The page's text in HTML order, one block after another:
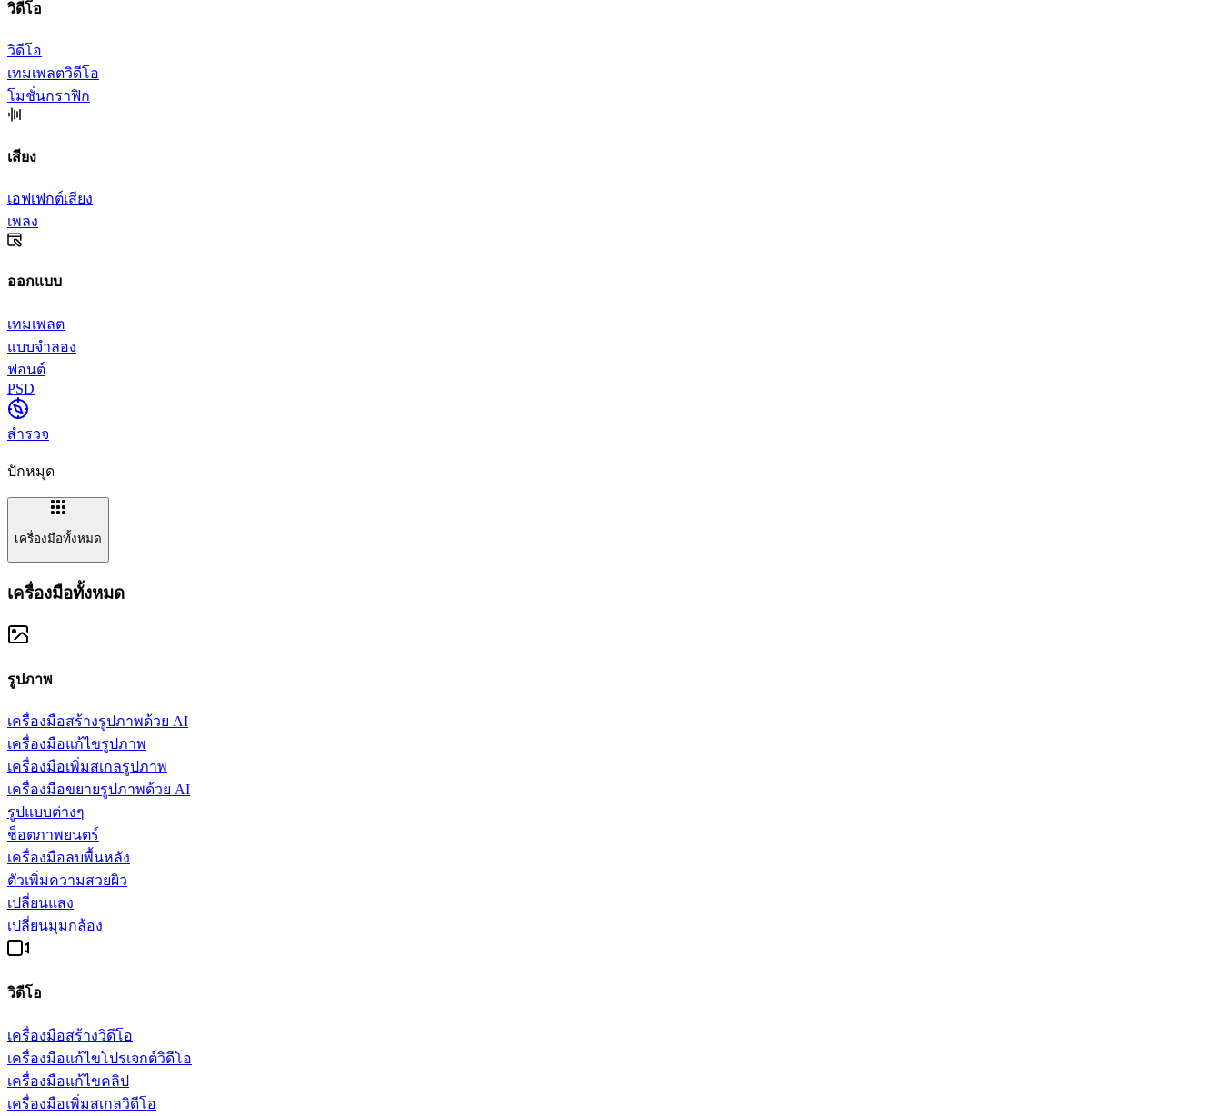
วิดีโอ
วิดีโอ
เทมเพลตวิดีโอ
โมชั่นกราฟิก
เสียง
เอฟเฟกต์เสียง
เพลง
ออกแบบ
เทมเพลต
แบบจำลอง
ฟอนต์
PSD
สำรวจ
ปักหมุด
เครื่องมือทั้งหมด
เครื่องมือทั้งหมด
รูปภาพ
เครื่องมือสร้างรูปภาพด้วย AI
เครื่องมือแก้ไขรูปภาพ
เครื่องมือเพิ่มสเกลรูปภาพ
เครื่องมือขยายรูปภาพด้วย AI
รูปแบบต่างๆ
ช็อตภาพยนตร์
เครื่องมือลบพื้นหลัง
ตัวเพิ่มความสวยผิว
เปลี่ยนแสง
เปลี่ยนมุมกล้อง
วิดีโอ
เครื่องมือสร้างวิดีโอ
เครื่องมือแก้ไขโปรเจกต์วิดีโอ
เครื่องมือแก้ไขคลิป
เครื่องมือเพิ่มสเกลวิดีโอ